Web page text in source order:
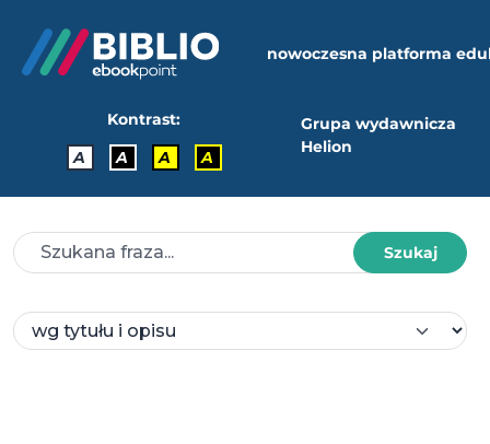
nowoczesna platforma
Kontrast:
A
A A A
Grupa wydawnicza
Helion
Szukaj